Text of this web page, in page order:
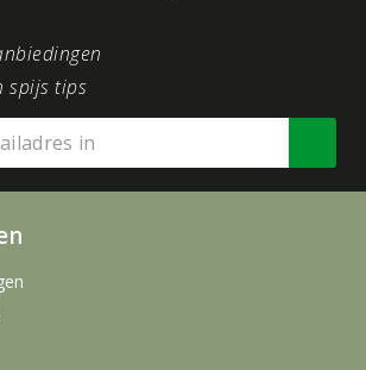
spijs tips